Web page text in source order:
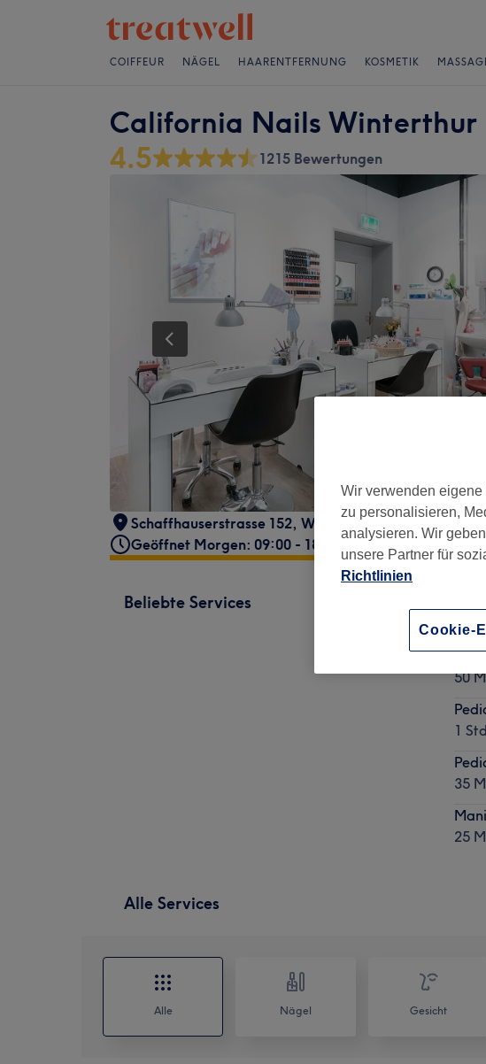
COIFFEUR NÄGEL HAARENTFERNUNG KOSMETIK
California Nails Winterthur
4.5 1215 Bewertungen
Schaffhauserstrasse 152, Winterthur, 8400
Geöffnet Morgen: 09:00 - 18:00
Beliebte Services
1
50
1
35
25
Alle Services
Alle Nägel Gesicht
Wir verwenden
zu personalisieren,
analysieren. Wir
unsere Partner für
Richtlinien
Cookie-